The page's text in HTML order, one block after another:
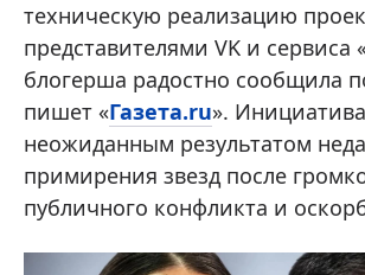
техническую реализацию
представителями VK и сервиса
блогерша радостно сообщила
пишет «Газета.ru».
неожиданным результатом
примирения звезд после
публичного конфликта и